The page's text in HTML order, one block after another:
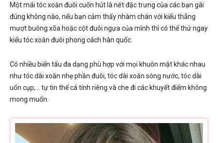
Một mái tóc xoăn đuôi cuốn hút là nét đặc trưng của các bạn gái
đúng không nào, nếu bạn cảm thấy nhàm chán với kiểu thẳng
mượt buông xõa hoặc cột đuôi ngựa của mình thì có thể thử ngay
kiểu tóc xoăn đuôi phong cách hàn quốc.
Có nhiều biến tấu đa dạng phù hợp với mọi khuôn mặt khác nhau
như tóc dài xoăn nhẹ phần đuôi, tóc dài xoăn sóng nước, tóc dài
uốn cụp,… tự tin thể cá tính riêng và che đi các khuyết điểm không
mong muốn.